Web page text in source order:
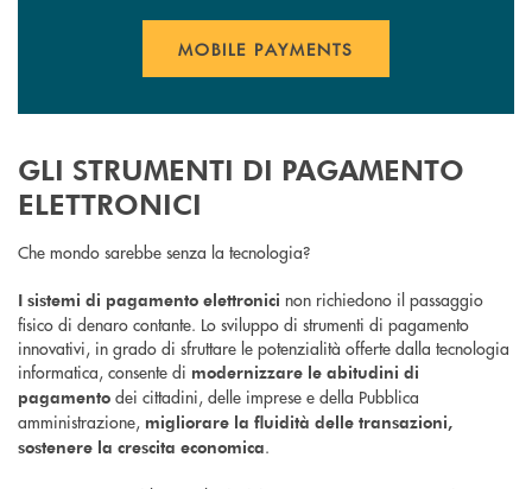
MOBILE PAYMENTS
GLI STRUMENTI DI PAGAMENTO
ELETTRONICI
Che mondo sarebbe senza la tecnologia?
I sistemi di pagamento elettronici non richiedono il passaggio
fisico di denaro contante. Lo sviluppo di strumenti di pagamento
innovativi, in grado di sfruttare le potenzialità offerte dalla tecnologia
informatica, consente di modernizzare le abitudini di
pagamento dei cittadini, delle imprese e della Pubblica
amministrazione, migliorare la fluidità delle transazioni,
sostenere la crescita economica.